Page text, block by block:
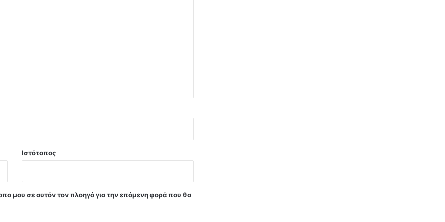
Ιστότοπος
μου σε αυτόν τον πλοηγό για την επόμενη φορά που θα